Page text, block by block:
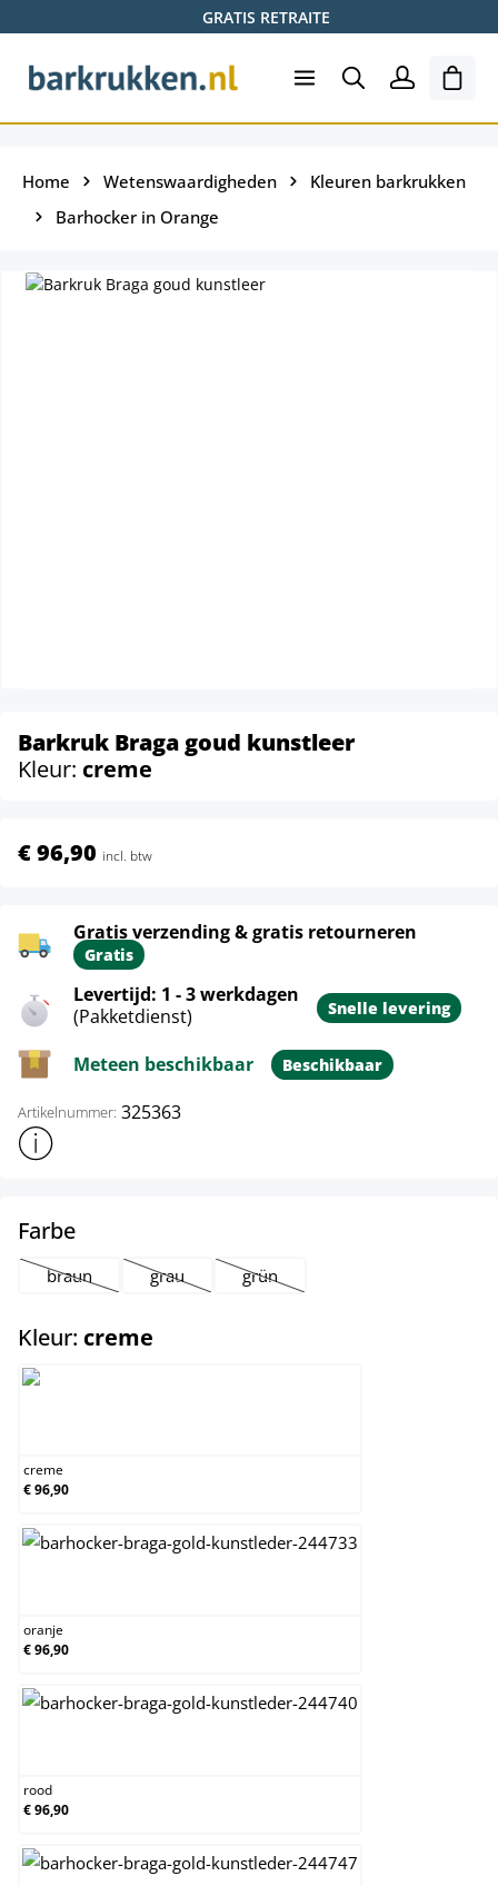
GRATIS RETRAITE
Home Wetenswaardigheden
Kleuren barkrukken
Barhocker in Orange
Barkruk Braga goud kunstleer
Kleur: creme
€ 96,90 incl. btw
Gratis verzending & gratis retourneren
Gratis
Levertijd: 1 - 3 werkdagen
(Pakketdienst)
Snelle levering
Meteen beschikbaar Beschikbaar
Artikelnummer: 325363
Toon meer productinformatie
Farbeselect
braun
(Deze optie is momenteel niet beschikbaar.)
grau
(Deze optie is momenteel niet beschikbaar.)
grün
(Deze optie is momenteel niet
Kleur: creme
creme
€ 96,90
oranje
€ 96,90
rood
€ 96,90